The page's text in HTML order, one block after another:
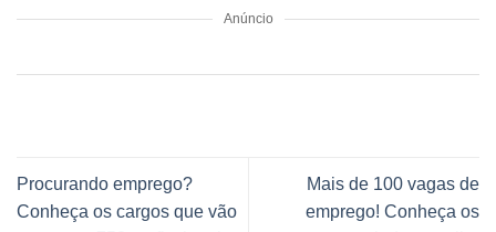
Anúncio
Procurando emprego?
Conheça os cargos que vão
Mais de 100 vagas de
emprego! Conheça os